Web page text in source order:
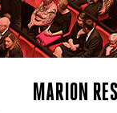
MARION